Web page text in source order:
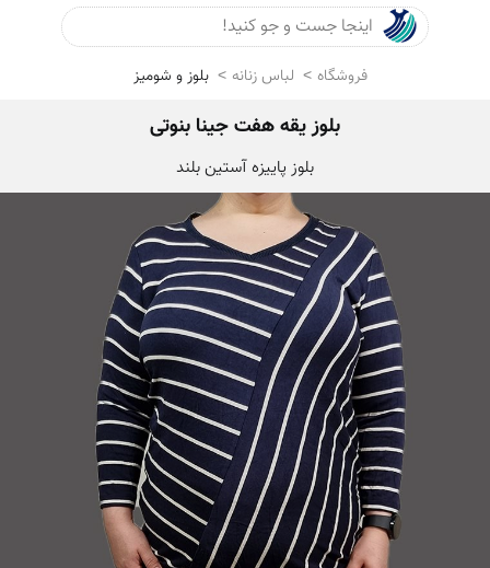
جست و جو
فروشگاه لباس زنانه بلوز و شومیز
بلوز یقه هفت جینا بنوتی
بلوز پاییزه آستین بلند